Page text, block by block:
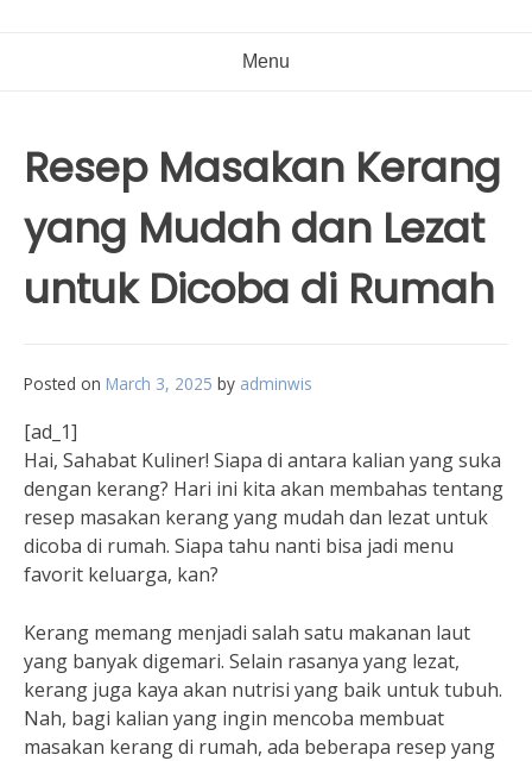
Menu
Resep Masakan Kerang
yang Mudah dan Lezat
untuk Dicoba di Rumah
Posted on March 3, 2025 by adminwis
[ad_1]
Hai, Sahabat Kuliner! Siapa di antara kalian yang suka
dengan kerang? Hari ini kita akan membahas tentang
resep masakan kerang yang mudah dan lezat untuk
dicoba di rumah. Siapa tahu nanti bisa jadi menu
favorit keluarga, kan?
Kerang memang menjadi salah satu makanan laut
yang banyak digemari. Selain rasanya yang lezat,
kerang juga kaya akan nutrisi yang baik untuk tubuh.
Nah, bagi kalian yang ingin mencoba membuat
masakan kerang di rumah, ada beberapa resep yang